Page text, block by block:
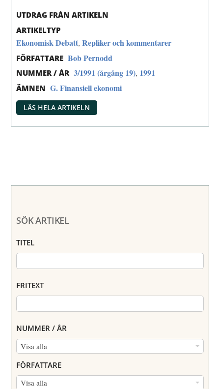
UTDRAG FRÅN ARTIKELN
ARTIKELTYP
Ekonomisk Debatt,Repliker och kommentarer
FÖRFATTARE Bob Pernodd
NUMMER / ÅR 3/1991 (årgång 19), 1991
ÄMNEN G. Finansiell ekonomi
LÄS HELA ARTIKELN
SÖK ARTIKEL
TITEL
FRITEXT
NUMMER / ÅR
Visa alla
N
M
M
FÖRFATTARE
Visa alla